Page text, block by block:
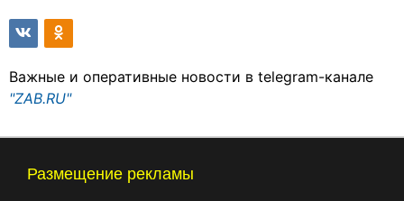
Важные и оперативные новости в telegram-канале
"ZAB.RU"
Размещение рекламы